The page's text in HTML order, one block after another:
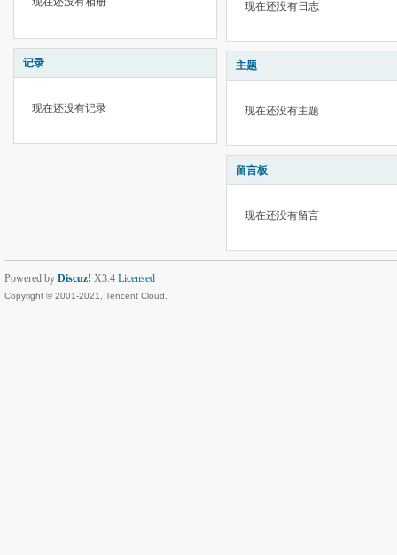
记录
现在还没有记录
现在还没有日志
主题
现在还没有主题
留言板
现在还没有留言
Powered by Discuz! X3.4 Licensed
Copyright © 2001-2021, Tencent Cloud.